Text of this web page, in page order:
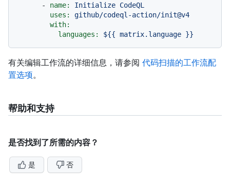
-
name: Initialize CodeQL
uses:
github/codeql-action/init@v4
with:
languages:
${{ matrix.language }}
有关编辑工作流的详细信息，请参阅 代码扫描的工作流配
置选项。
帮助和支持
是否找到了所需的内容？
是 否